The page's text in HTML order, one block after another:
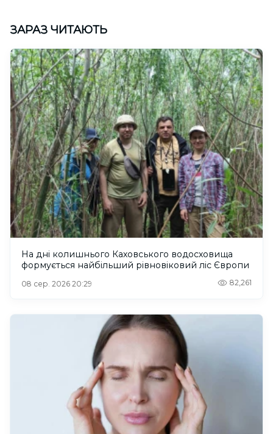
ЗАРАЗ ЧИТАЮТЬ
На дні колишнього Каховського водосховища
формується найбільший рівновіковий ліс Європи
08 сер. 2026 20:29 82,261